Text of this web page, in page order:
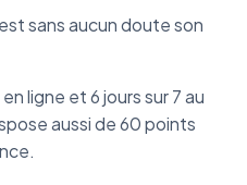
sans aucun doute son
ligne et 6 jours sur 7 au
aussi de 60 points